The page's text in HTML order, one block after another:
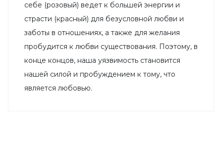
себе (розовый) ведет к большей энергии и
страсти (красный) для безусловной любви и
заботы в отношениях, а также для желания
пробудится к любви существования. Поэтому, в
конце концов, наша уязвимость становится
нашей силой и пробуждением к тому, что
является любовью.